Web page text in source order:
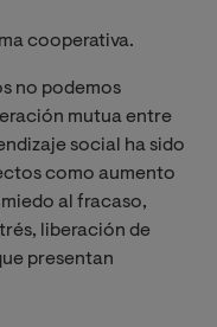
cooperativa.
no podemos
mutua entre
social ha sido
como aumento
al fracaso,
liberación de
presentan